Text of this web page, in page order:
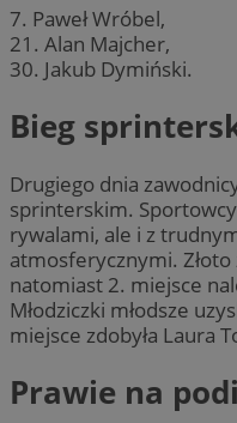
7. Paweł Wróbel,
21. Alan Majcher,
30. Jakub Dymiński.
Bieg
Drugiego dnia
sprinterskim.
rywalami, ale i z
atmosferycznymi. Złoto
natomiast 2. miejsce
Młodziczki młodsze
miejsce zdobyła Laura
Prawie na